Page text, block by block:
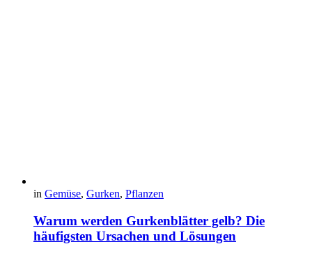
in Gemüse, Gurken, Pflanzen
Warum werden Gurkenblätter gelb? Die
häufigsten Ursachen und Lösungen